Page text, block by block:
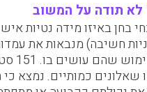
לא תודה על המשוב
בחן באיזו מידה נטיות
חשיבה) מנבאות את
שאלונים כמותיים. נמצא